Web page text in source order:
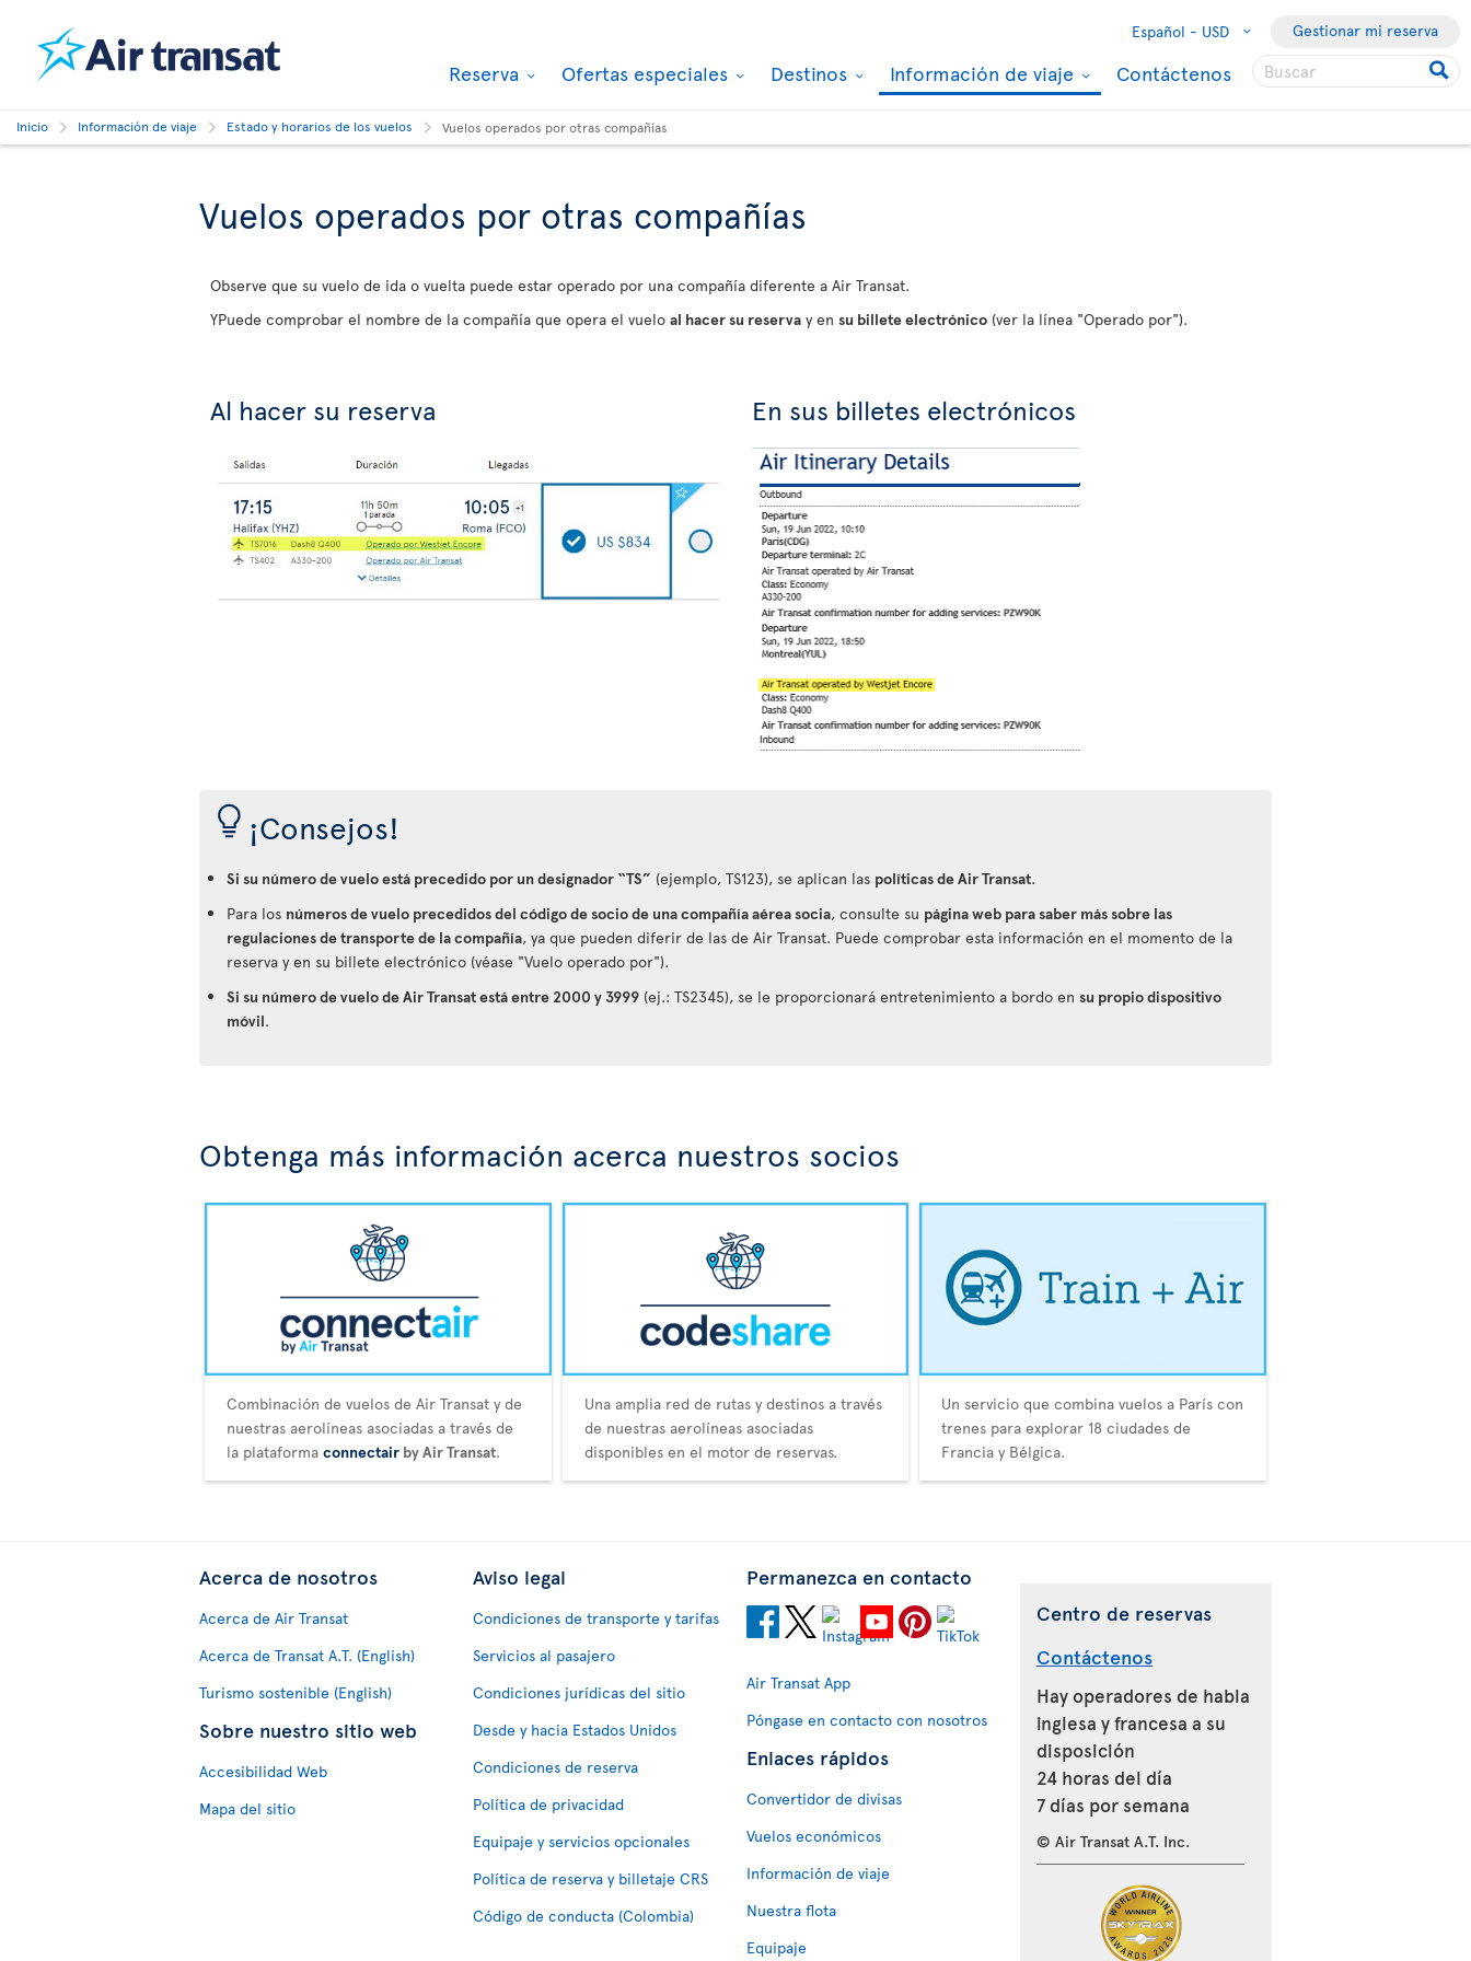
Español - USD Gestionar mi reserva
Reserva Ofertas especiales Destinos Información de viaje Contáctenos
Inicio Información de viaje Estado y horarios de los vuelos Vuelos operados por otras compañías
Vuelos operados por otras compañías
Observe que su vuelo de ida o vuelta puede estar operado por una compañía diferente a Air Transat.
YPuede comprobar el nombre de la compañía que opera el vuelo al hacer su reserva y en su billete electrónico (ver la línea "Operado por").
Al hacer su reserva En sus billetes electrónicos
¡Consejos!
Si su número de vuelo está precedido por un designador “TS” (ejemplo, TS123), se aplican las políticas de Air Transat.
Para los números de vuelo precedidos del código de socio de una compañía aérea socia, consulte su página web para saber más sobre las
regulaciones de transporte de la compañía, ya que pueden diferir de las de Air Transat. Puede comprobar esta información en el momento de la
reserva y en su billete electrónico (véase "Vuelo operado por").
Si su número de vuelo de Air Transat está entre 2000 y 3999 (ej.: TS2345), se le proporcionará entretenimiento a bordo en su propio dispositivo
móvil.
Obtenga más información acerca nuestros socios
Combinación de vuelos de Air Transat y de
nuestras aerolíneas asociadas a través de
la plataforma connectair by Air Transat.
Una amplia red de rutas y destinos a través
de nuestras aerolíneas asociadas
disponibles en el motor de reservas.
Un servicio que combina vuelos a París con
trenes para explorar 18 ciudades de
Francia y Bélgica.
Acerca de nosotros
Acerca de Air Transat
Acerca de Transat A.T. (English)
Turismo sostenible (English)
Sobre nuestro sitio web
Accesibilidad Web
Mapa del sitio
Aviso legal
Condiciones de transporte y tarifas
Servicios al pasajero
Condiciones jurídicas del sitio
Desde y hacia Estados Unidos
Condiciones de reserva
Política de privacidad
Equipaje y servicios opcionales
Política de reserva y billetaje CRS
Código de conducta (Colombia)
Permanezca en contacto
Air Transat App
Póngase en contacto con nosotros
Enlaces rápidos
Convertidor de divisas
Vuelos económicos
Información de viaje
Nuestra flota
Equipaje
Centro de reservas
Contáctenos
Hay operadores de habla
inglesa y francesa a su
disposición
24 horas del día
7 días por semana
© Air Transat A.T. Inc.